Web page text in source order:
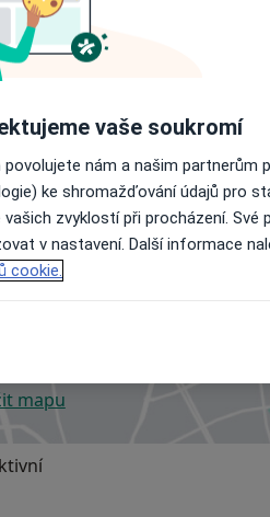
nejsou k dispozici
informace o svých
mapu
se otevře v nové záložce
vaše soukromí
povolujete nám a našim partnerům
ke shromažďování údajů pro
vašich zvyklostí při procházení.
v nastavení. Další informace
cookie.